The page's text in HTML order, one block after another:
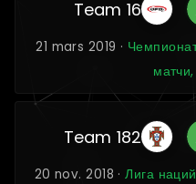
Team 16
21 mars 2019 ·
Team 182
20 nov. 2018 ·Лига